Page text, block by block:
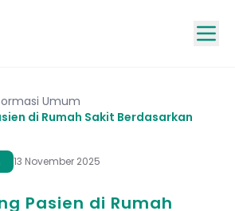
Umum
di Rumah Sakit Berdasarkan
13 November 2025
Pasien di Rumah